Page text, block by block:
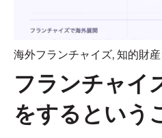
海外フランチャイズ, 知的財
フランチャイ
をするという